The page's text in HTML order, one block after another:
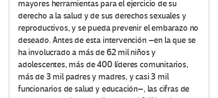
mayores herramientas para el ejercicio de su
derecho a la salud y de sus derechos sexuales y
reproductivos, y se pueda prevenir el embarazo no
deseado. Antes de esta intervención –en la que se
ha involucrado a más de 62 mil niños y
adolescentes, más de 400 líderes comunitarios,
más de 3 mil padres y madres, y casi 3 mil
funcionarios de salud y educación–, las cifras de